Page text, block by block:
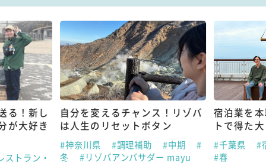
る！新し
が大好き
ストラン・
自分を変えるチャンス！リゾバ
は人生のリセットボタン
#神奈川県 #調理補助 #中期
#
冬
#リゾバアンバサダー mayu
宿泊業を
トで得た
#千葉県
#
#春